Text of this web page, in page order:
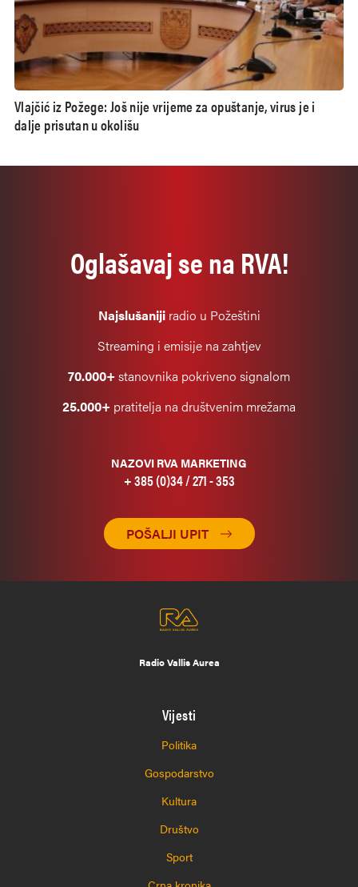
Vlajčić iz Požege: Još nije vrijeme za opuštanje, virus je i
dalje prisutan u okolišu
Oglašavaj se na RVA!
Najslušanijiradio u Požeštini
Streaming i emisije na zahtjev
70.000+stanovnika pokriveno signalom
25.000+ pratitelja na društvenim mrežama
NAZOVI RVA MARKETING
+ 385 (0)34 / 271 - 353
POŠALJI UPIT
Radio Vallis Aurea
Vijesti
Politika
Gospodarstvo
Kultura
Društvo
Sport